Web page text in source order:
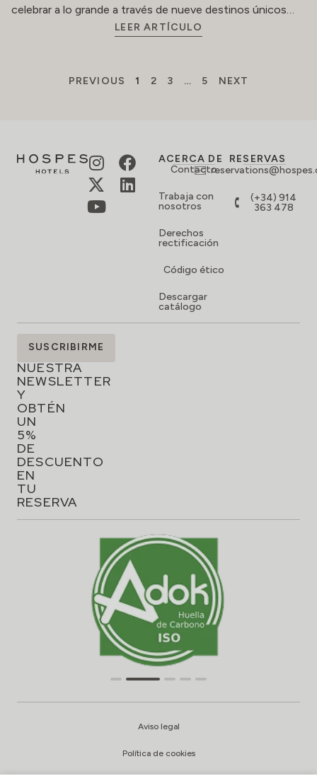
celebrar a lo grande a través de nueve destinos únicos…
LEER ARTÍCULO
PREVIOUS 1 2 3 … 5 NEXT
ACERCA DE
Contacto
Trabaja con
nosotros
Derechos
rectificación
Código ético
Descargar
catálogo
RESERVAS
(+34) 914
363 478
SUSCRÍBETE
NUESTRA
NEWSLETTER
Y
OBTÉN
UN
5%
DE
DESCUENTO
EN
TU
RESERVA
SUSCRIBIRME
Aviso legal
Política de cookies